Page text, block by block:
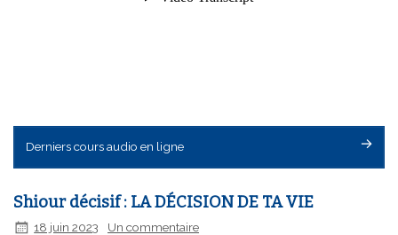
Derniers cours audio en ligne
Shiour décisif : LA DÉCISION DE TA VIE
18 juin 2023 Un commentaire